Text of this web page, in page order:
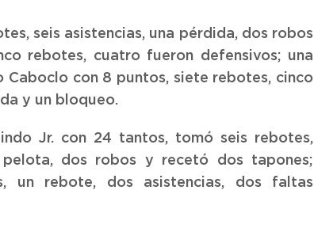
seis asistencias, una pérdida, dos robos
rebotes, cuatro fueron defensivos; una
Caboclo con 8 puntos, siete rebotes, cinco
y un bloqueo.
Jr. con 24 tantos, tomó seis rebotes,
dos robos y recetó dos tapones;
un rebote, dos asistencias, dos faltas